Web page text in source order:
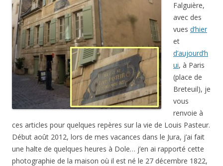
Falguière,
avec des
vues d’hier
et
d’aujourd’h
ui, à Paris
(place de
Breteuil), je
vous
renvoie à
ces articles pour quelques repères sur la vie de Louis Pasteur.
Début août 2012, lors de mes vacances dans le Jura, j’ai fait
une halte de quelques heures à Dole… j’en ai rapporté cette
photographie de la maison où il est né le 27 décembre 1822,